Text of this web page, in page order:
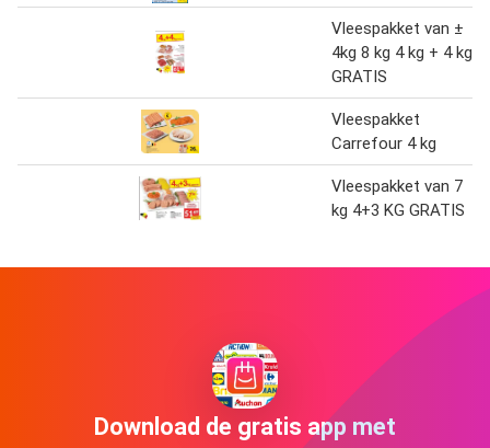
Vleespakket van ±
4kg 8 kg 4 kg + 4 kg
GRATIS
Vleespakket
Carrefour 4 kg
Vleespakket van 7
kg 4+3 KG GRATIS
Download de gratis app met